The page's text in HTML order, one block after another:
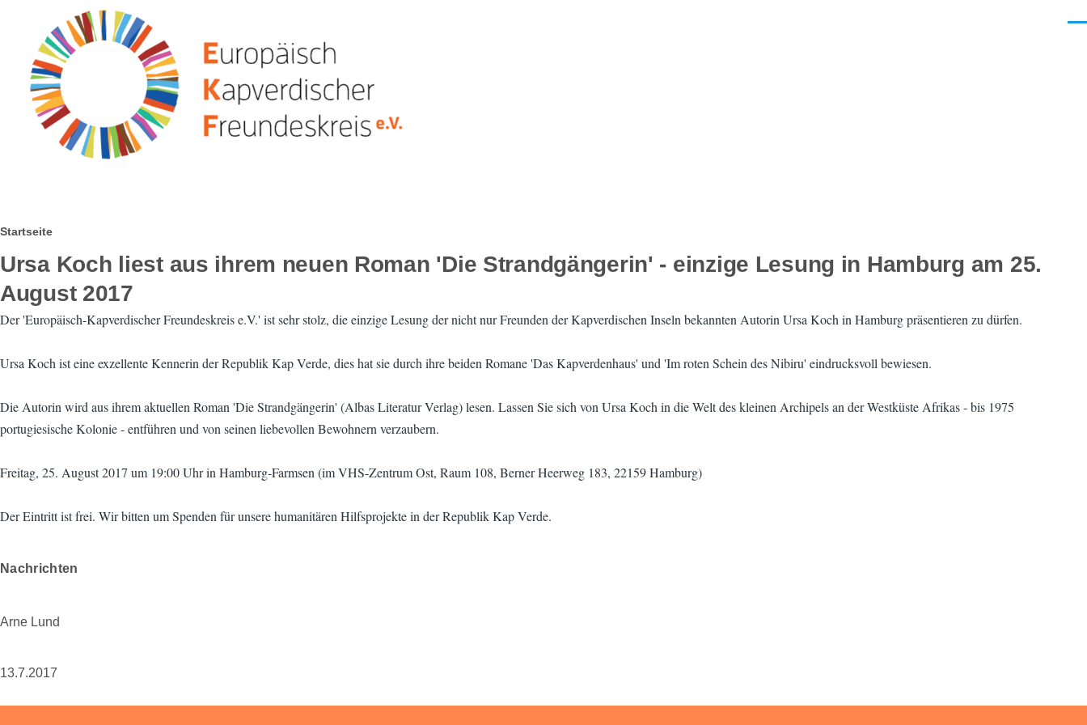
Direkt zum Inhalt
Pfadnavigation
Startseite
Ursa Koch liest aus ihrem neuen Roman 'Die Strandgängerin' - einzige Lesung in Hamburg am 25.
August 2017
Der 'Europäisch-Kapverdischer Freundeskreis e.V.' ist sehr stolz, die einzige Lesung der nicht nur Freunden der Kapverdischen Inseln bekannten Autorin Ursa Koch in Hamburg präsentieren zu dürfen.
Ursa Koch ist eine exzellente Kennerin der Republik Kap Verde, dies hat sie durch ihre beiden Romane 'Das Kapverdenhaus' und 'Im roten Schein des Nibiru' eindrucksvoll bewiesen.
Die Autorin wird aus ihrem aktuellen Roman 'Die Strandgängerin' (Albas Literatur Verlag) lesen. Lassen Sie sich von Ursa Koch in die Welt des kleinen Archipels an der Westküste Afrikas - bis 1975
portugiesische Kolonie - entführen und von seinen liebevollen Bewohnern verzaubern.
Freitag, 25. August 2017 um 19:00 Uhr in Hamburg-Farmsen (im VHS-Zentrum Ost, Raum 108, Berner Heerweg 183, 22159 Hamburg)
Der Eintritt ist frei. Wir bitten um Spenden für unsere humanitären Hilfsprojekte in der Republik Kap Verde.
Nachrichten
Arne Lund
13.7.2017